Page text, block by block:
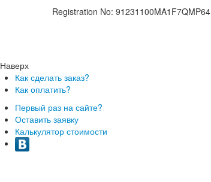
Registration No: 91231100MA1F7QMP64
Наверх
Как сделать заказ?
Как оплатить?
Первый раз на сайте?
Оставить заявку
Калькулятор стоимости